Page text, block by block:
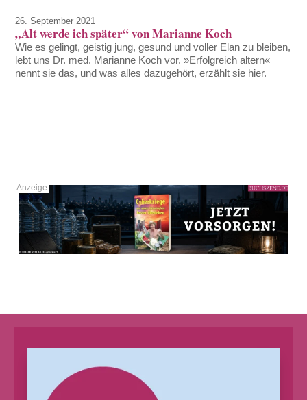
26. September 2021
„Alt werde ich später“ von Marianne Koch
Wie es gelingt, geistig jung, gesund und voller Elan zu bleiben,
lebt uns Dr. med. Marianne Koch vor. »Erfolgreich altern«
nennt sie das, und was alles dazugehört, erzählt sie hier.